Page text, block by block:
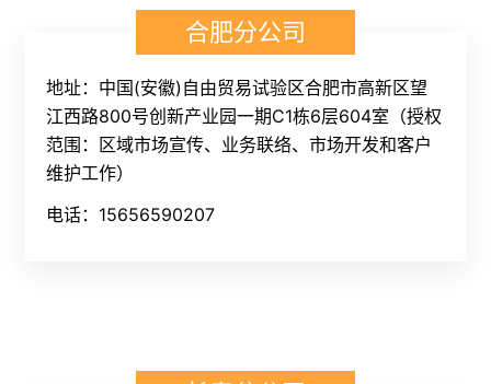
合肥分公司
地址：中国(安徽)自由贸易试验区合肥市高新区望
江西路800号创新产业园一期C1栋6层604室（授权
范围：区域市场宣传、业务联络、市场开发和客户
维护工作）
电话：15656590207